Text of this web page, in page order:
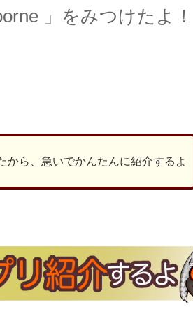
」をみつけたよ！
から、急いでかんたんに紹介するよ